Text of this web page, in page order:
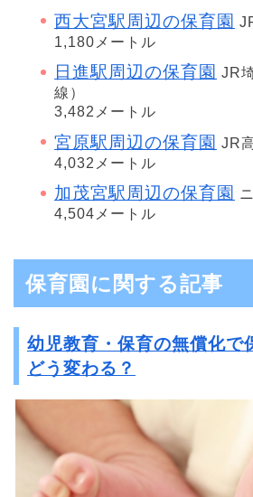
西大宮駅周辺の保育園
1,180メートル
日進駅周辺の保育園 JR
線）
3,482メートル
宮原駅周辺の保育園 JR
4,032メートル
加茂宮駅周辺の保育園
4,504メートル
保育園に関する記事
幼児教育・保育の無償化で
どう変わる？